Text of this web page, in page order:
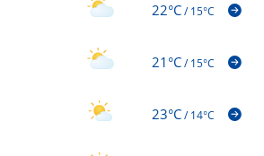
22°C/15°C
21°C/15°C
23°C/14°C